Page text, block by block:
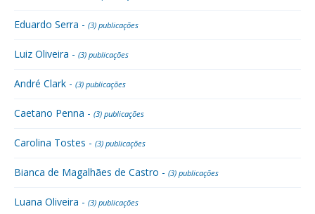
Eduardo Serra - (3) publicações
Luiz Oliveira - (3) publicações
André Clark - (3) publicações
Caetano Penna - (3) publicações
Carolina Tostes - (3) publicações
Bianca de Magalhães de Castro - (3) publicações
Luana Oliveira - (3) publicações